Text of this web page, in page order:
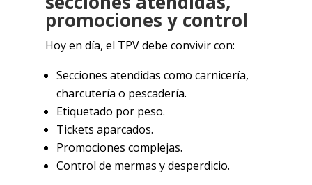
promociones y control
Hoy en día, el TPV debe convivir con:
Secciones atendidas como carnicería,
charcutería o pescadería.
Etiquetado por peso.
Tickets aparcados.
Promociones complejas.
Control de mermas y desperdicio.